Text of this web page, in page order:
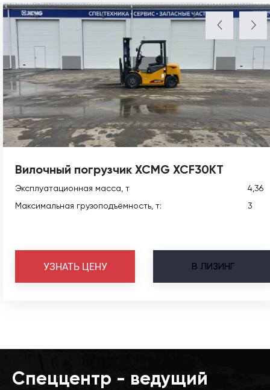
Вилочный погрузчик XCMG XCF30KT
Эксплуатационная масса, т
4,36
Максимальная грузоподъёмность, т:
3
В ЛИЗИНГ
УЗНАТЬ ЦЕНУ
Спеццентр - ведущий